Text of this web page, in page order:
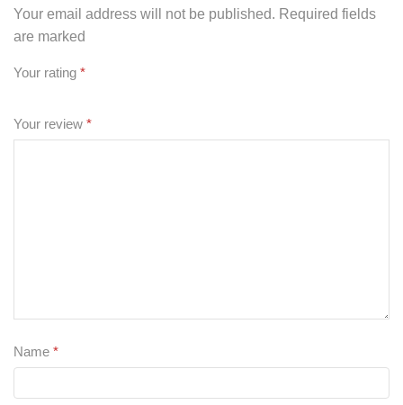
Your email address will not be published. Required fields
are marked
Your rating *
Your review *
Name *